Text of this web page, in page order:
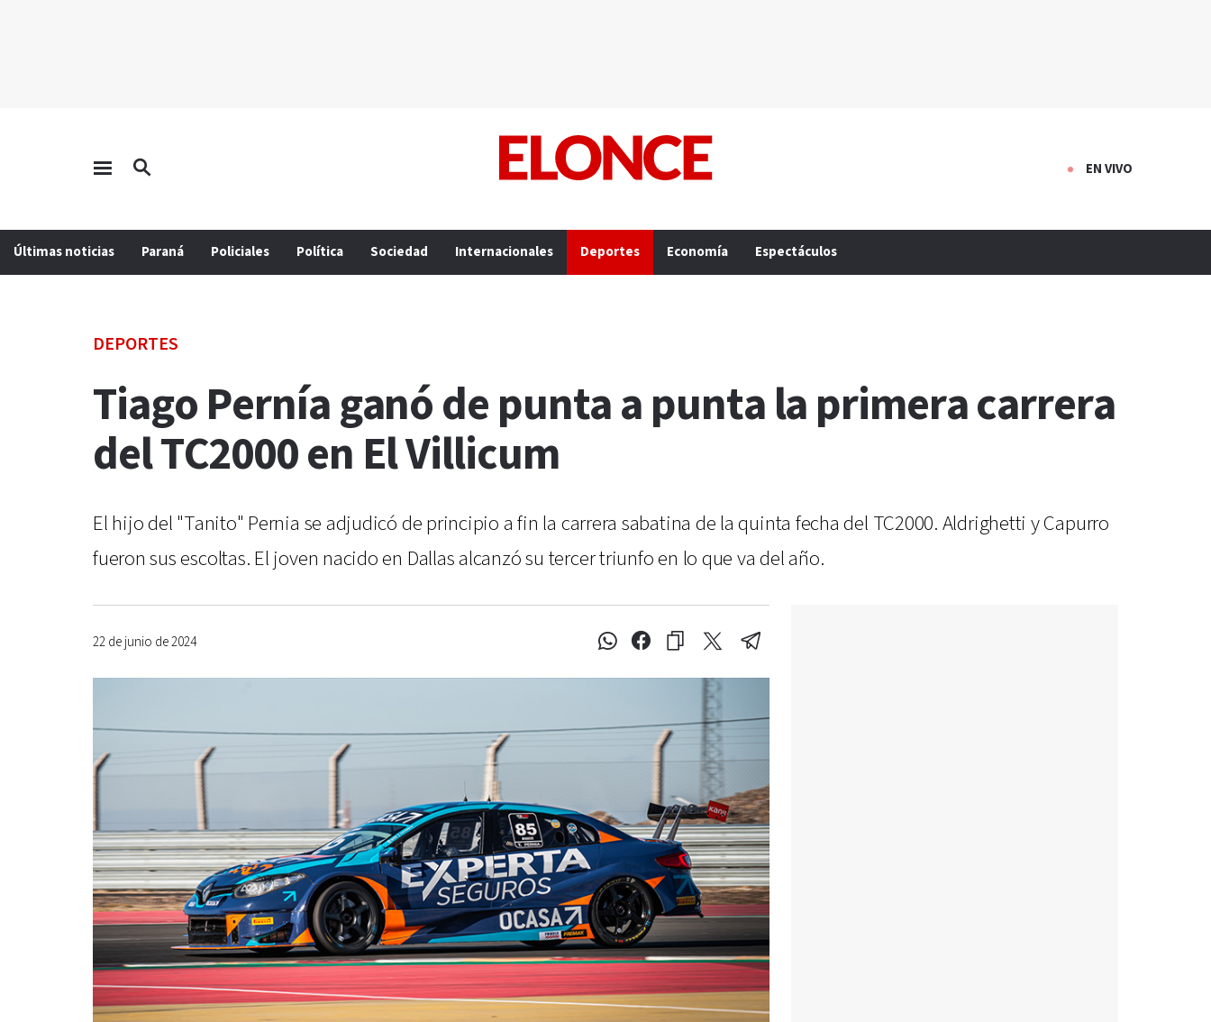
EN VIVO
Últimas noticias Paraná Policiales Política Sociedad Internacionales Deportes Economía Espectáculos
DEPORTES
Tiago Pernía ganó de punta a punta la primera carrera
del TC2000 en El Villicum
El hijo del "Tanito" Pernia se adjudicó de principio a fin la carrera sabatina de la quinta fecha del TC2000. Aldrighetti y Capurro
fueron sus escoltas. El joven nacido en Dallas alcanzó su tercer triunfo en lo que va del año.
22 de junio de 2024